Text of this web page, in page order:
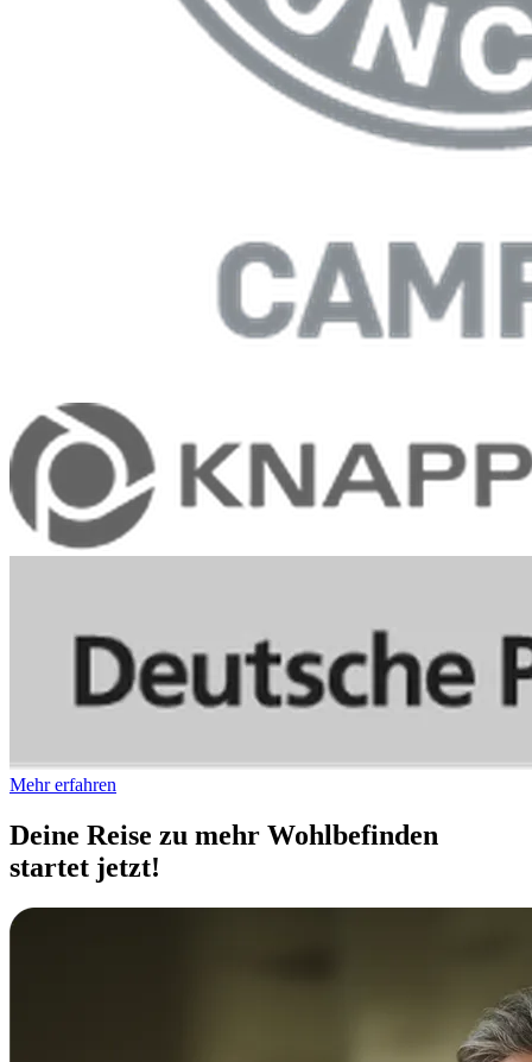
Mehr erfahren
Deine Reise zu mehr Wohlbefinden
startet jetzt!